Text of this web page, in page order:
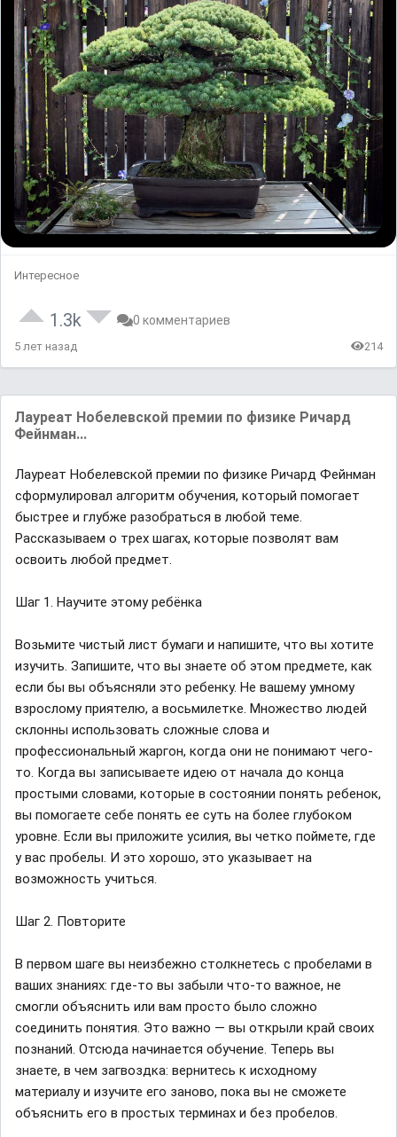
Интересное
1.3k 0 комментариев
5 лет назад 214
Лауреат Нобелевской премии по физике Ричард
Фейнман...
Лауреат Нобелевской премии по физике Ричард Фейнман
сформулировал алгоритм обучения, который помогает
быстрее и глубже разобраться в любой теме.
Рассказываем о трех шагах, которые позволят вам
освоить любой предмет.
Шаг 1. Научите этому ребёнка
Возьмите чистый лист бумаги и напишите, что вы хотите
изучить. Запишите, что вы знаете об этом предмете, как
если бы вы объясняли это ребенку. Не вашему умному
взрослому приятелю, а восьмилетке. Множество людей
склонны использовать сложные слова и
профессиональный жаргон, когда они не понимают чего-
то. Когда вы записываете идею от начала до конца
простыми словами, которые в состоянии понять ребенок,
вы помогаете себе понять ее суть на более глубоком
уровне. Если вы приложите усилия, вы четко поймете, где
у вас пробелы. И это хорошо, это указывает на
возможность учиться.
Шаг 2. Повторите
В первом шаге вы неизбежно столкнетесь с пробелами в
ваших знаниях: где-то вы забыли что-то важное, не
смогли объяснить или вам просто было сложно
соединить понятия. Это важно — вы открыли край своих
познаний. Отсюда начинается обучение. Теперь вы
знаете, в чем загвоздка: вернитесь к исходному
материалу и изучите его заново, пока вы не сможете
объяснить его в простых терминах и без пробелов.